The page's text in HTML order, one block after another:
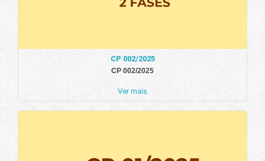
CP 002/2025
CP 002/2025
Ver mais